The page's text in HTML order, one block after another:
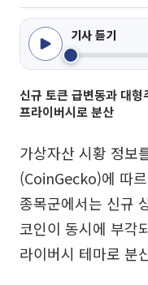
기사 듣기
신규 토큰 급변동과 대
프라이버시로 분산
가상자산 시황 정보
(CoinGecko)에 따
종목군에서는 신규
코인이 동시에 부각
라이버시 테마로 분